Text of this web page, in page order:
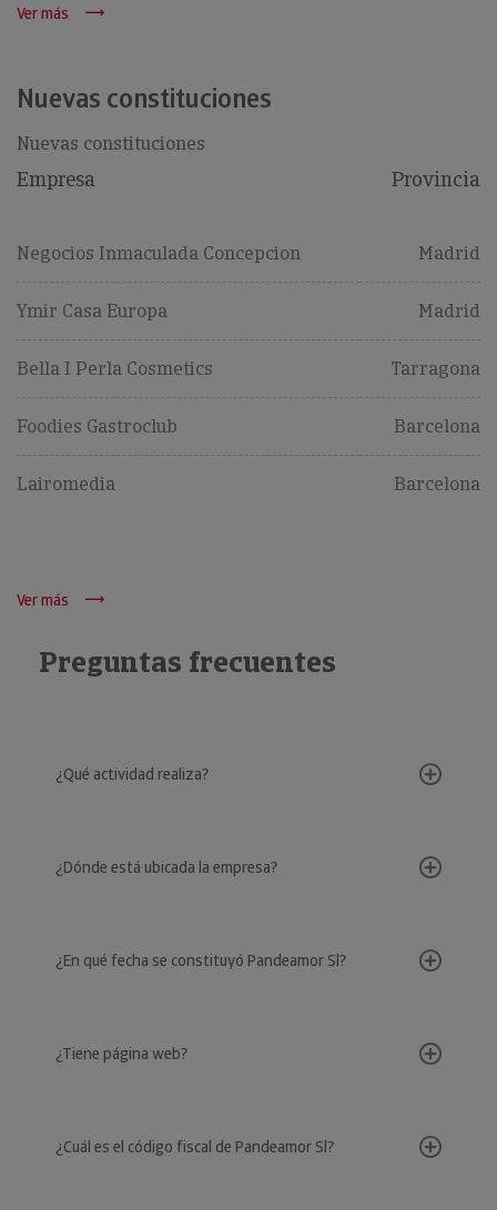
Ver más
Nuevas constituciones
Nuevas constituciones
Empresa Provincia
Negocios Inmaculada Concepcion Madrid
Ymir Casa Europa Madrid
Bella I Perla Cosmetics Tarragona
Foodies Gastroclub Barcelona
Lairomedia Barcelona
Ver más
Preguntas frecuentes
¿Qué actividad realiza?
¿Dónde está ubicada la empresa?
¿En qué fecha se constituyó Pandeamor Sl?
¿Tiene página web?
¿Cuál es el código fiscal de Pandeamor Sl?